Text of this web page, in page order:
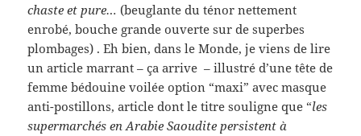
chaste et pure… (beuglante du ténor nettement
enrobé, bouche grande ouverte sur de superbes
plombages) . Eh bien, dans le Monde, je viens de lire
un article marrant – ça arrive – illustré d’une tête de
femme bédouine voilée option “maxi” avec masque
anti-postillons, article dont le titre souligne que “les
supermarchés en Arabie Saoudite persistent à